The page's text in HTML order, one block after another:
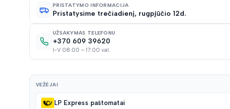
PRISTATYMO INFORMACIJA
Pristatysime trečiadienį, rugpjūčio 12d.
UŽSAKYMAS TELEFONU
+370 609 39620
I-V 08:00 – 17:00 val.
VEŽĖJAI
LP Express paštomatai